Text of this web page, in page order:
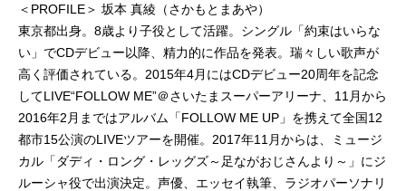
＜PROFILE＞ 坂本 真綾（さかもとまあや）
東京都出身。8歳より子役として活躍。シングル「約束はいらな
い」でCDデビュー以降、精力的に作品を発表。瑞々しい歌声が
高く評価されている。2015年4月にはCDデビュー20周年を記念
してLIVE“FOLLOW ME”＠さいたまスーパーアリーナ、11月から
2016年2月まではアルバム「FOLLOW ME UP」を携えて全国12
都市15公演のLIVEツアーを開催。2017年11月からは、ミュージ
カル「ダディ・ロング・レッグズ～足ながおじさんより～」にジ
ルーシャ役で出演決定。声優、エッセイ執筆、ラジオパーソナリ